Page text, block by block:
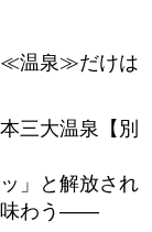
温泉≫だけは
三大温泉【別
」と解放され
味わう――